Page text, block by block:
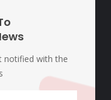
notified with the